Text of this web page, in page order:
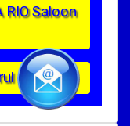
Saloon